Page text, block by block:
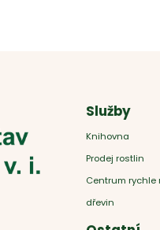
Služby
Knihovna
Prodej rostlin
Centrum
dřevin